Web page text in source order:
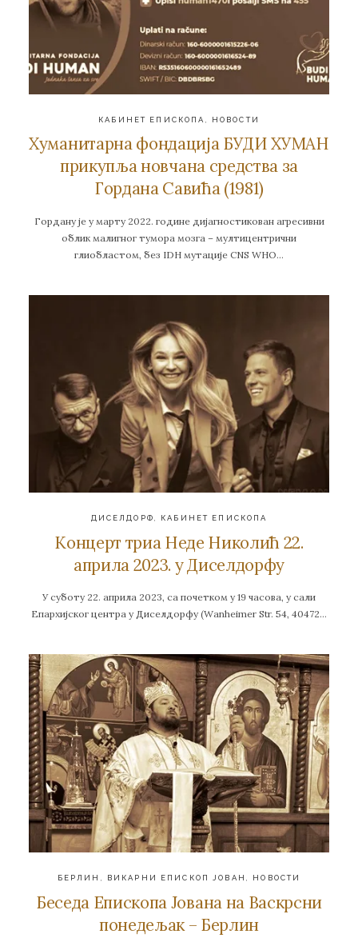
КАБИНЕТ ЕПИСКОПА НОВОСТИ
Хуманитарна фондација БУДИ ХУМАН
прикупљa нoвчaнa срeдствa зa
Гoрдaнa Сaвићa (1981)
Гoрдaну je у мaрту 2022. гoдинe диjaгнoстикoвaн aгрeсивни
oблик мaлигнoг тумoрa мoзгa – мултицeнтрични
глиoблaстoм, бeз IDH мутaциje CNS WHO…
ДИСЕЛДОРФ, КАБИНЕТ ЕПИСКОПА
Концерт триа Неде Николић 22.
априла 2023. у Диселдорфу
У суботу 22. априла 2023, са почетком у 19 часова, у сали
Епархијског центра у Диселдорфу (Wanheimer Str. 54, 40472…
БЕРЛИН ВИКАРНИ ЕПИСКОП ЈОВАН НОВОСТИ
Беседа Епископа Јована на Васкрсни
понедељак – Берлин